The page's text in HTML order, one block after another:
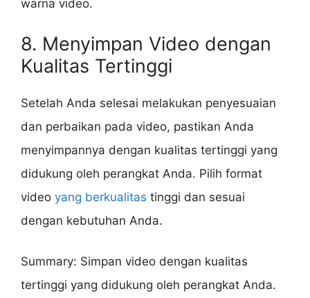
warna video.
8. Menyimpan Video dengan
Kualitas Tertinggi
Setelah Anda selesai melakukan penyesuaian
dan perbaikan pada video, pastikan Anda
menyimpannya dengan kualitas tertinggi yang
didukung oleh perangkat Anda. Pilih format
video yang berkualitas tinggi dan sesuai
dengan kebutuhan Anda.
Summary: Simpan video dengan kualitas
tertinggi yang didukung oleh perangkat Anda.